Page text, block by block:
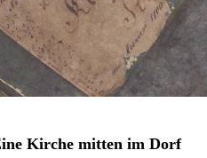
Kirche mitten im Dorf